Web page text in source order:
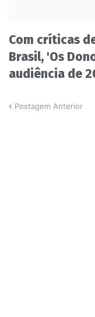
Com críticas
Brasil, 'Os
audiência de
Postagem Anterior